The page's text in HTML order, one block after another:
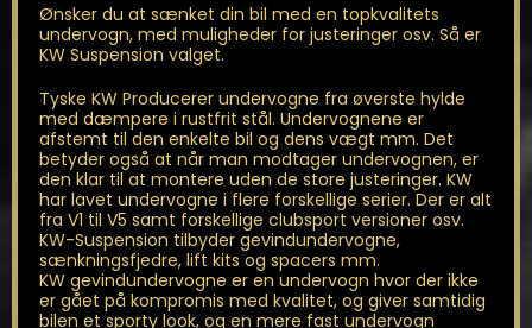
Ønsker du at sænket din bil med en topkvalitets
undervogn, med muligheder for justeringer osv. Så er
KW Suspension valget.
Tyske KW Producerer undervogne fra øverste hylde
med dæmpere i rustfrit stål. Undervognene er
afstemt til den enkelte bil og dens vægt mm. Det
betyder også at når man modtager undervognen, er
den klar til at montere uden de store justeringer. KW
har lavet undervogne i flere forskellige serier. Der er alt
fra V1 til V5 samt forskellige clubsport versioner osv.
KW-Suspension tilbyder gevindundervogne,
sænkningsfjedre, lift kits og spacers mm.
KW gevindundervogne er en undervogn hvor der ikke
er gået på kompromis med kvalitet, og giver samtidig
bilen et sporty look, og en mere fast undervogn